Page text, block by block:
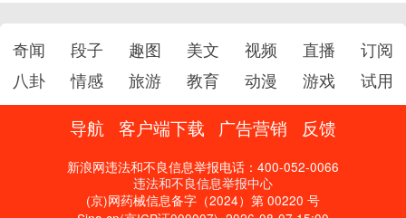
奇闻 段子 趣图 美文 视频 直播
订阅
八卦
情感 旅游 教育 动漫 游戏 试用
导航 客户端下载 广告营销 反馈
新浪网违法和不良信息举报电话：400-052-0066
违法和不良信息举报中心
(京)网药械信息备字（2024）第 00220 号